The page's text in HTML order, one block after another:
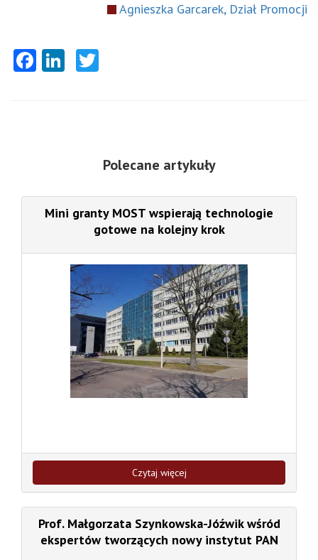
Agnieszka Garcarek, Dział Promocji
Facebook
LinkedIn
Polecane artykuły
Mini granty MOST wspierają technologie
gotowe na kolejny krok
Czytaj więcej
Prof. Małgorzata Szynkowska-Jóźwik wśród
ekspertów tworzących nowy instytut PAN